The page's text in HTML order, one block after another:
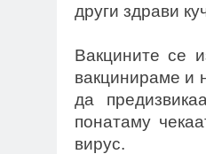
други здрави
Вакцините се
вакцинираме и
да
понатаму
вирус.